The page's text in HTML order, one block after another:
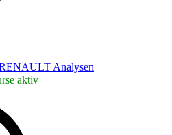
Analysen
aktiv